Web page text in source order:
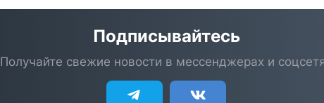
Подписывайтесь
Получайте свежие новости в мессенджерах и